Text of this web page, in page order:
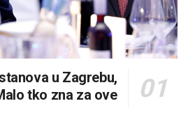
u Zagrebu,
tko zna za ove